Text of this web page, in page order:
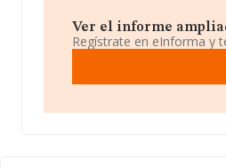
Ver el informe
Regístrate en eInforma y